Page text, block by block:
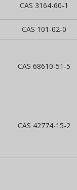
CAS 3164-60-1
CAS 101-02-0
CAS 68610-51-5
CAS 42774-15-2